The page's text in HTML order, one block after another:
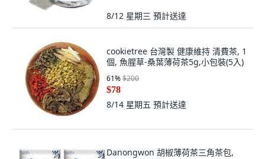
8/12 星期三 預計送達
cookietree 台灣製 健康維持 清費茶, 1
個, 魚腥草-桑葉薄荷茶5g,小包裝(5入)
61%$200
$78
8/14 星期五 預計送達
Danongwon 胡椒薄荷茶三角茶包,